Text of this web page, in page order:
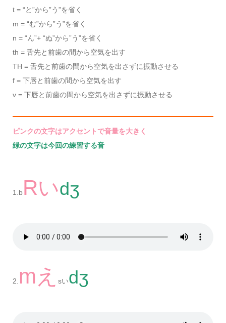
t = “と”から”う”を省く
m = “む”から”う”を省く
n = “ん”+ “ぬ”から”う”を省く
th = 舌先と前歯の間から空気を出す
TH = 舌先と前歯の間から空気を出さずに振動させる
f = 下唇と前歯の間から空気を出す
v = 下唇と前歯の間から空気を出さずに振動させる
ピンクの文字はアクセントで音量を大きく
緑の文字は今回の練習する音
1.bRいdʒ
2. mえ sいdʒ